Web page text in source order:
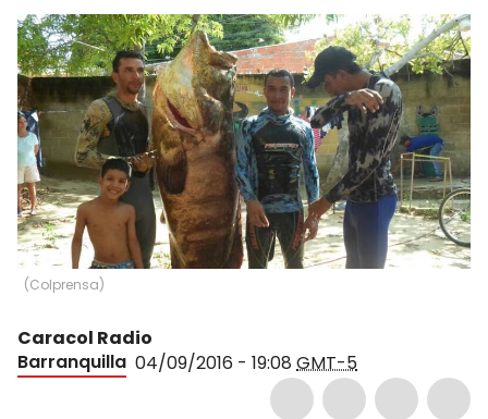
(Colprensa)
Caracol Radio
Barranquilla 04/09/2016 - 19:08 GMT-5